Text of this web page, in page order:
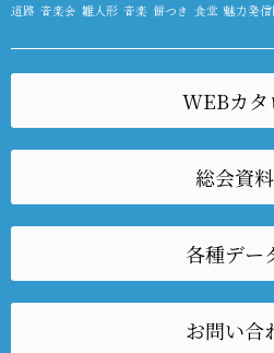
道路 音楽会 雛人形 音楽 餅つき 食堂 魅力発
WEBカタ
総会資
各種デー
お問い合